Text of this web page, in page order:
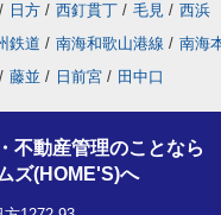
/ 日方 / 西釘貫丁 / 毛見 / 西浜
鉄道 / 南海和歌山港線 / 南海
/ 藤並 / 日前宮 / 田中口
不動産管理のことなら
ズ(HOME'S)へ